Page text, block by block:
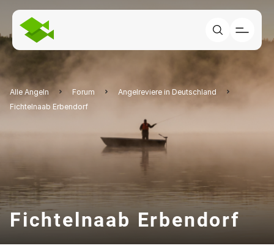
Alle Angeln Forum
Angelreviere in Deutschland
Fichtelnaab Erbendorf
Fichtelnaab Erbendorf